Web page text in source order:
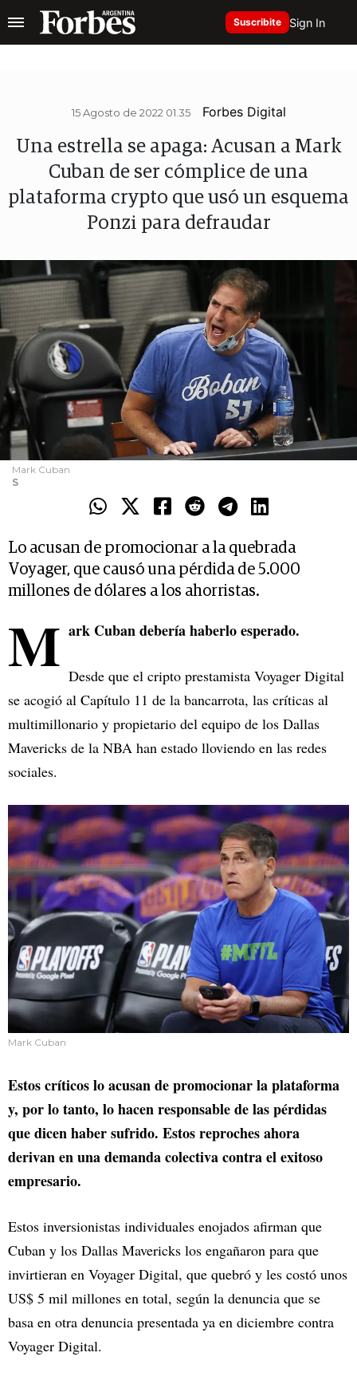
Suscribite Sign In
15 Agosto de 2022 01.35 Forbes Digital
Una estrella se apaga: Acusan a Mark
Cuban de ser cómplice de una
plataforma crypto que usó un esquema
Ponzi para defraudar
Mark Cuban
S
Lo acusan de promocionar a la quebrada
Voyager, que causó una pérdida de 5.000
millones de dólares a los ahorristas.
M ark Cuban debería haberlo esperado.
Desde que el cripto prestamista Voyager Digital
se acogió al Capítulo 11 de la bancarrota, las críticas al
multimillonario y propietario del equipo de los Dallas
Mavericks de la NBA han estado lloviendo en las redes
sociales.
Mark Cuban
Estos críticos lo acusan de promocionar la plataforma
y, por lo tanto, lo hacen responsable de las pérdidas
que dicen haber sufrido. Estos reproches ahora
derivan en una demanda colectiva contra el exitoso
empresario.
Estos inversionistas individuales enojados afirman que
Cuban y los Dallas Mavericks los engañaron para que
invirtieran en Voyager Digital, que quebró y les costó unos
US$ 5 mil millones en total, según la denuncia que se
basa en otra denuncia presentada ya en diciembre contra
Voyager Digital.